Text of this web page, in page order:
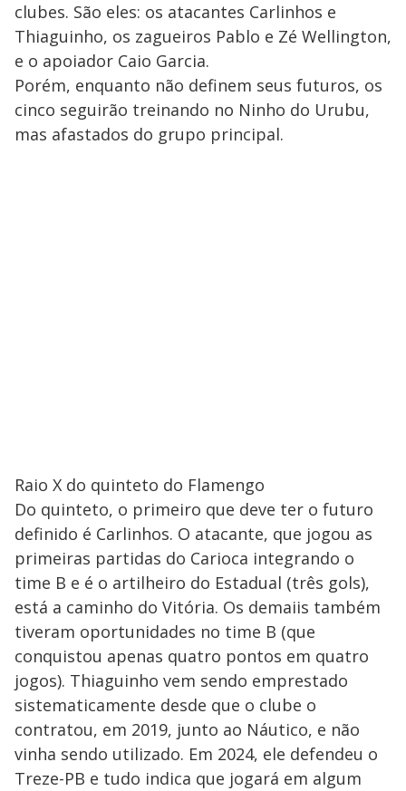
clubes. São eles: os atacantes Carlinhos e
Thiaguinho, os zagueiros Pablo e Zé Wellington,
e o apoiador Caio Garcia.
Porém, enquanto não definem seus futuros, os
cinco seguirão treinando no Ninho do Urubu,
mas afastados do grupo principal.
Raio X do quinteto do Flamengo
Do quinteto, o primeiro que deve ter o futuro
definido é Carlinhos. O atacante, que jogou as
primeiras partidas do Carioca integrando o
time B e é o artilheiro do Estadual (três gols),
está a caminho do Vitória. Os demaiis também
tiveram oportunidades no time B (que
conquistou apenas quatro pontos em quatro
jogos). Thiaguinho vem sendo emprestado
sistematicamente desde que o clube o
contratou, em 2019, junto ao Náutico, e não
vinha sendo utilizado. Em 2024, ele defendeu o
Treze-PB e tudo indica que jogará em algum